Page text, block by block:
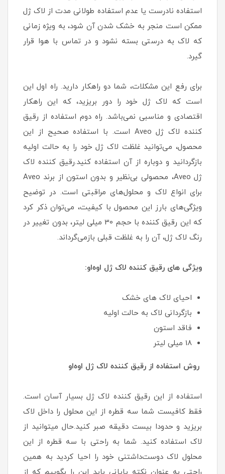
استفاده نادرست یا عدم استفاده طولانی مدت از لاک ژل
ممکن است منجر به خشک شدن آن شود، به ویژه زمانی
که لاک به درستی بسته نشود و در تماس با هوا قرار
گیرد.
برای رفع این مشکلات، شما دو راهکار دارید. راه اول این
است که لاک ژل خود را دور بریزید، که این راهکار
اقتصادی و مناسبی نمی‌باشد. راه دوم استفاده از رقیق
کننده لاک ژل Aveo است. با استفاده صحیح از این
محصول، می‌توانید غلظت لاک ژل خود را به حالت اولیه
بازگردانید و دوباره از آن استفاده کنید.رقیق کننده لاک
ژل Aveo، محصولی بی‌نظیر و بدون استون از برند Aveo
برای انواع لاک و محلول‌های مراقبتی است. در توضیح
ویژگی‌های بارز این محصول با کیفیت، می‌توان ذکر کرد
که این رقیق کننده با حجم 30 میلی لیتر، بدون تغییر در
رنگ لاک ژل، آن را به غلظت قبلی بازمی‌گرداند.
ویژگی های رقیق کننده لاک ژل اوه‌او:
احیای لاک های خشک
بازگردانی لاک به حالت اولیه
فاقد استون
18 میلی لیتر
روش استفاده از رقیق کننده لاک ژل اوه‌او
استفاده از این رقیق کننده لاک ژل بسیار آسان است.
فقط کافیست شما سه قطره از این محلول را داخل لاک
بریزید و حدودا بیست دقیقه صبر کنید.حال میتوانید از
لاک استفاده کنید. شما به راحتی با سه قطره از این
محلول لاک دوست‌داشتنی خود را احیا کردید به همین